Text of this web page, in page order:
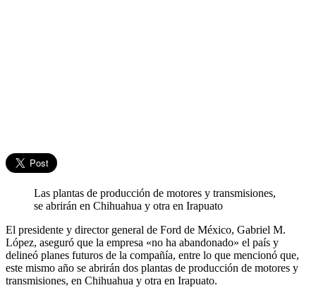
Las plantas de producción de motores y transmisiones,
se abrirán en Chihuahua y otra en Irapuato
El presidente y director general de Ford de México, Gabriel M.
López, aseguró que la empresa «no ha abandonado» el país y
delineó planes futuros de la compañía, entre lo que mencionó que,
este mismo año se abrirán dos plantas de producción de motores y
transmisiones, en Chihuahua y otra en Irapuato.